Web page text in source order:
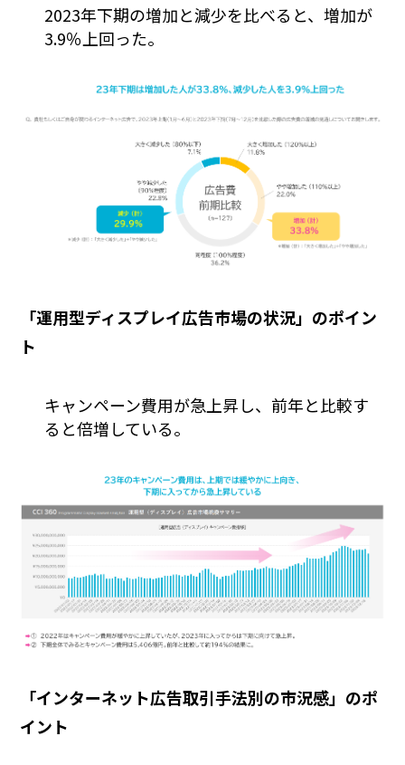
2023年下期の増加と減少を比べると、増加が
3.9％上回った。
「運用型ディスプレイ広告市場の状況」のポイン
ト
キャンペーン費用が急上昇し、前年と比較す
ると倍増している。
「インターネット広告取引手法別の市況感」のポ
イント